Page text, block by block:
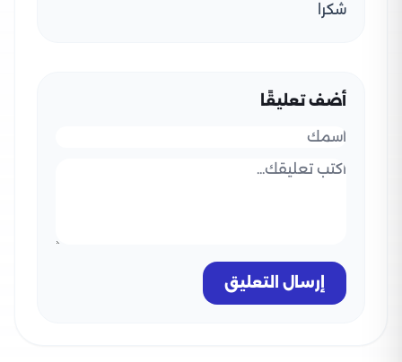
شكرا
أضف تعليقًا
إرسال التعليق